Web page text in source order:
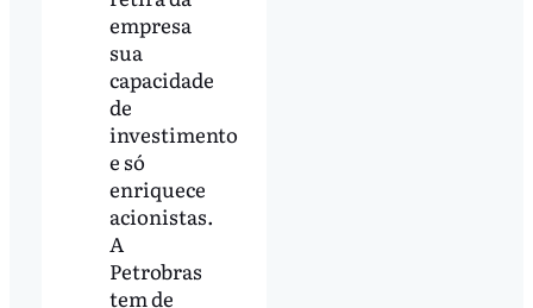
empresa
sua
capacidade
de
investimento
e só
enriquece
acionistas.
A
Petrobras
tem de